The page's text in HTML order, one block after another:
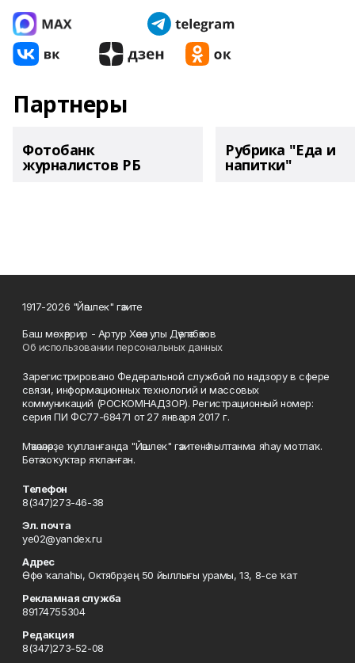
Партнеры
Фотобанк
журналистов РБ
Рубрика "Еда и
напитки"
1917-2026 "Йәшлек" гәзите
Баш мөхәррир - Артур Хәсән улы Дәүләтбәков
Об использовании персональных данных
Зарегистрировано Федеральной службой по надзору в сфере
связи, информационных технологий и массовых
коммуникаций (РОСКОМНАДЗОР). Регистрационный номер:
серия ПИ ФС77-68471 от 27 января 2017 г.
Мәҡәләләрҙе ҡулланғанда "Йәшлек" гәзитенә һылтанма яһау мотлаҡ.
Бөтә хоҡуҡтар яҡланған.
Телефон
8(347)273-46-38
Эл. почта
ye02@yandex.ru
Адрес
Өфө ҡалаһы, Октябрҙең 50 йыллығы урамы, 13, 8-се ҡат
Рекламная служба
89174755304
Редакция
8(347)273-52-08